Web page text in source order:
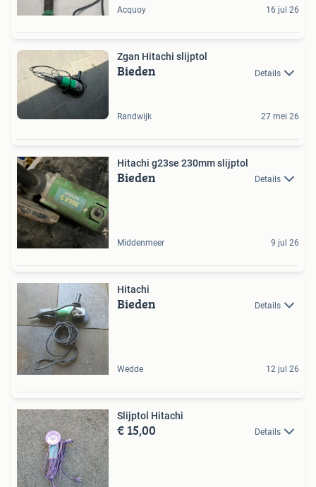
Acquoy 16 jul 26
Zgan Hitachi slijptol
Bieden Details
Randwijk 27 mei 26
Hitachi g23se 230mm slijptol
Bieden Details
Middenmeer 9 jul 26
Hitachi
Bieden Details
Wedde 12 jul 26
Slijptol Hitachi
€ 15,00 Details